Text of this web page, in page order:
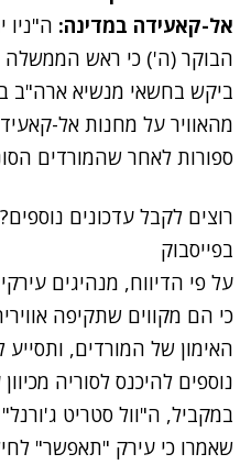
אל-קאעידה במדינה: ה"ניו
הבוקר (ה') כי ראש הממשלה
ביקש בחשאי מנשיא ארה"ב
מהאוויר על מחנות אל-
ספורות לאחר שהמורדים
בפייסבוק
על פי הדיווח, מנהיגים
כי הם מקווים שתקיפה
האימון של המורדים,
נוספים להיכנס לסוריה
במקביל, ה"וול סטריט
שאמרו כי עירק "תאפשר"